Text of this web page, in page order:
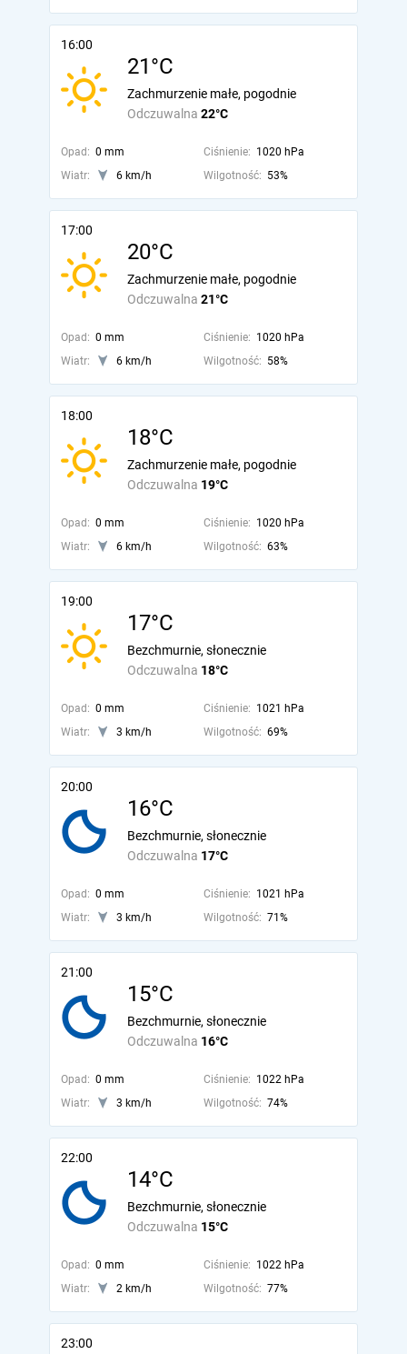
16:00
21°C
Odczuwalna 22°C
Zachmurzenie małe, pogodnie
Opad: 0 mm Ciśnienie: 1020 hPa
Wiatr:
6 km/h Wilgotność: 53%
17:00
20°C
Odczuwalna 21°C
Zachmurzenie małe, pogodnie
Opad: 0 mm Ciśnienie: 1020 hPa
Wiatr:
6 km/h Wilgotność: 58%
18:00
18°C
Odczuwalna 19°C
Zachmurzenie małe, pogodnie
Opad: 0 mm Ciśnienie: 1020 hPa
Wiatr:
6 km/h Wilgotność: 63%
19:00
17°C
Odczuwalna 18°C
Bezchmurnie, słonecznie
Opad: 0 mm Ciśnienie: 1021 hPa
Wiatr:
3 km/h Wilgotność: 69%
20:00
16°C
Odczuwalna 17°C
Bezchmurnie, słonecznie
Opad: 0 mm Ciśnienie: 1021 hPa
Wiatr:
3 km/h Wilgotność: 71%
21:00
15°C
Odczuwalna 16°C
Bezchmurnie, słonecznie
Opad: 0 mm Ciśnienie: 1022 hPa
Wiatr:
3 km/h Wilgotność: 74%
22:00
14°C
Odczuwalna 15°C
Bezchmurnie, słonecznie
Opad: 0 mm Ciśnienie: 1022 hPa
Wiatr:
2 km/h Wilgotność: 77%
23:00